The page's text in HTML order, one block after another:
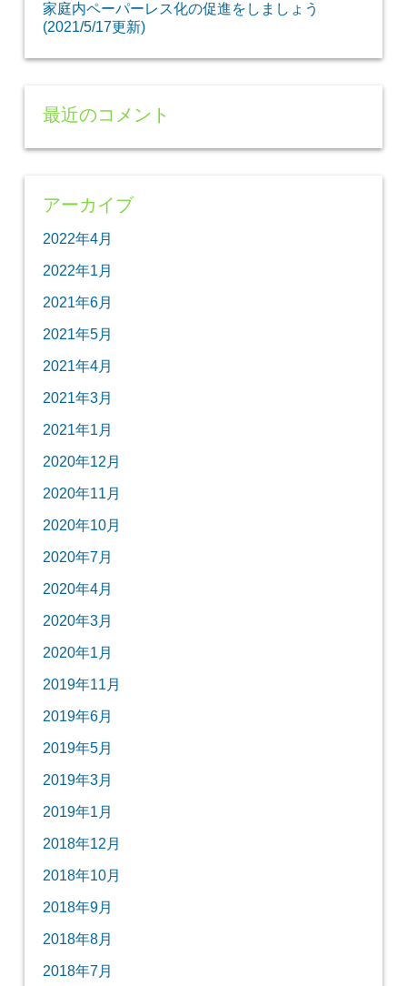
家庭内ペーパーレス化の促進をしましょう
(2021/5/17更新)
最近のコメント
アーカイブ
2022年4月
2022年1月
2021年6月
2021年5月
2021年4月
2021年3月
2021年1月
2020年12月
2020年11月
2020年10月
2020年7月
2020年4月
2020年3月
2020年1月
2019年11月
2019年6月
2019年5月
2019年3月
2019年1月
2018年12月
2018年10月
2018年9月
2018年8月
2018年7月